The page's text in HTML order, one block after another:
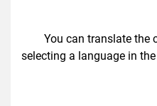
You can translate
selecting a language